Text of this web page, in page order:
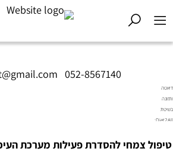
052-8567140
דיאטה
ותזונה
בשיטת
Diet2All:
שמאחורי
טיפול צמחי להסדרת פעילות מערכת